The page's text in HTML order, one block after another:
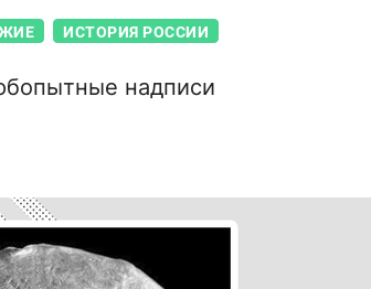
ИСТОРИЯ РОССИИ
надписи